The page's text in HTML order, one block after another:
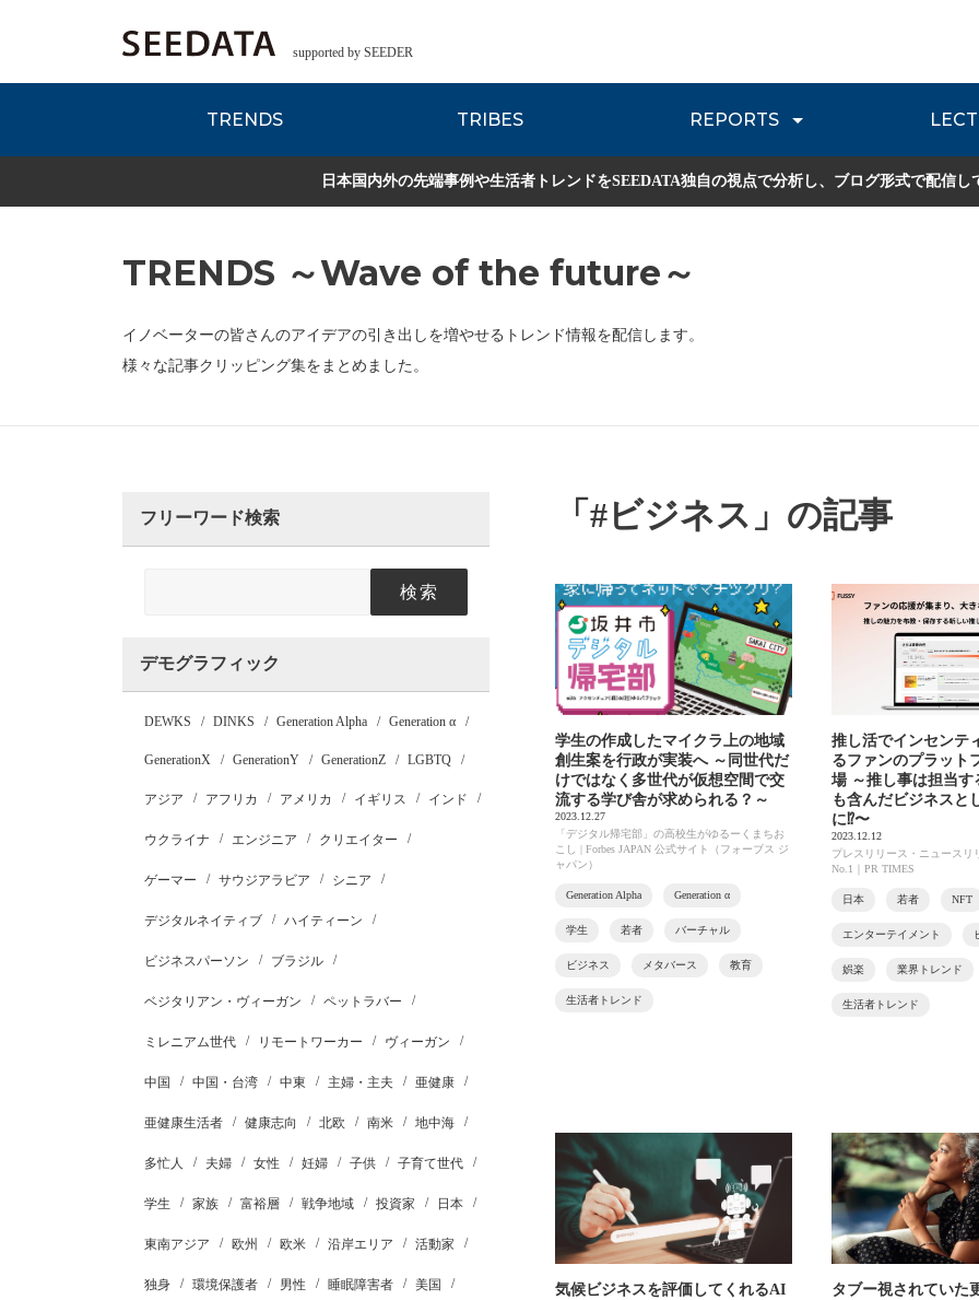
supported by SEEDER
TRENDS TRIBES REPORTS
EDITORIAL REPORT Zsレポート 流通レポート JOURNEY REVIEW
各種データのご紹介
日本国内外の先端事例や生活者トレンドをSEEDATA独自の視点で分析し、ブログ形式で配信し
TRENDS ～Wave of the future～
イノベーターの皆さんのアイデアの引き出しを増やせるトレンド情報を配信します。
様々な記事クリッピング集をまとめました。
フリーワード検索
検索
デモグラフィック
DEWKS DINKS Generation Alpha Generation α
GenerationX GenerationY GenerationZ LGBTQ
アジア アフリカ アメリカ イギリス インド
ウクライナ エンジニア クリエイター
ゲーマー サウジアラビア シニア
デジタルネイティブ ハイティーン
ビジネスパーソン ブラジル
ベジタリアン・ヴィーガン ペットラバー
ミレニアム世代 リモートワーカー ヴィーガン
中国 中国・台湾 中東 主婦・主夫 亜健康
亜健康生活者 健康志向 北欧 南米 地中海
多忙人 夫婦 女性 妊婦 子供 子育て世代
学生 家族 富裕層 戦争地域 投資家 日本
東南アジア 欧州 欧米 沿岸エリア 活動家
独身 環境保護者 男性 睡眠障害者 美国
「#ビジネス」の記事
学生の作成したマイクラ上の地域
創生案を行政が実装へ ～同世代だ
けではなく多世代が仮想空間で交
流する学び舎が求められる？～
2023.12.27
「デジタル帰宅部」の高校生がゆるーくまちお
こし | Forbes JAPAN 公式サイト（フォーブス ジ
ャパン）
Generation Alpha Generation α
学生 若者 バーチャル
ビジネス メタバース 教育
生活者トレンド
推し活でインセンテ
るファンのプラット
場 ～推し事は担当す
も含んだビジネスと
に⁉〜
2023.12.12
プレスリリース・ニュースリ
No.1｜PR TIMES
日本 若者 NFT
エンターテイメント
娯楽 業界トレンド
生活者トレンド
気候ビジネスを評価してくれるAI
タブー視されていた